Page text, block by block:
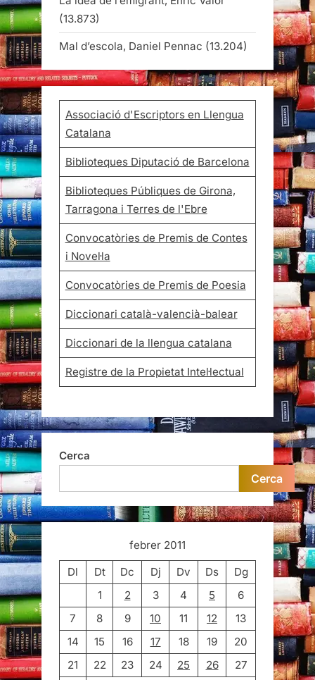
(13.873)
Mal d’escola, Daniel Pennac (13.204)
Associació d'Escriptors en Llengua
Catalana
Biblioteques Diputació de Barcelona
Biblioteques Públiques de Girona,
Tarragona i Terres de l'Ebre
Convocatòries de Premis de Contes
i Novel·la
Convocatòries de Premis de Poesia
Diccionari català-valencià-balear
Diccionari de la llengua catalana
Registre de la Propietat Intel·lectual
Cerca
Cerca
febrer 2011
Dl
Dt Dc Dj Dv Ds
Dg
1
2 3 4 5
6
7
8 9 10 11 12
13
14
15 16 17 18 19
20
21
22 23 24 25 26
27